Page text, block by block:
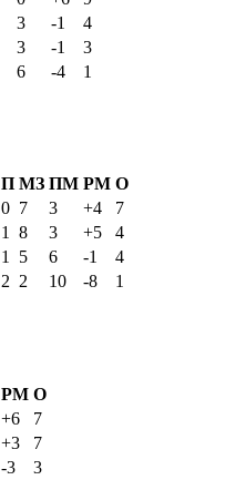
3 -1
4
3 -1
3
6 -4
1
П МЗ ПМ РМ О
0 7 3 +4
7
1 8 3 +5
4
1 5 6 -1
4
2 2 10 -8
1
РМ О
+6
7
+3
7
-3
3